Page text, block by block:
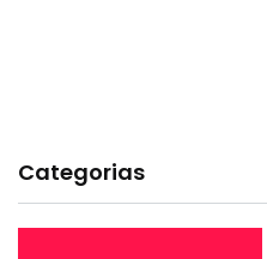
Categorias